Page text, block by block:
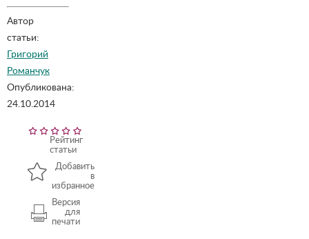
Автор
статьи:
Григорий
Романчук
Опубликована:
24.10.2014
Рейтинг
статьи
Добавить
в
избранное
Версия
для
печати